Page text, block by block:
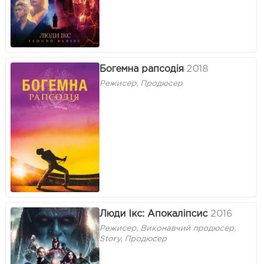
Богемна рапсодія 2018
Режисер, Продюсер
Люди Ікс: Апокаліпсис 2016
Режисер, Виконавчий продюсер,
Story, Продюсер